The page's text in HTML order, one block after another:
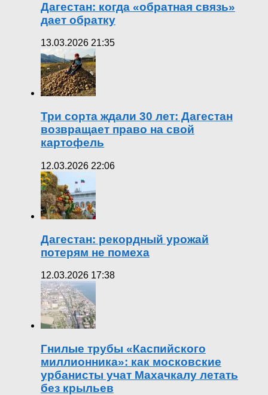
Дагестан: когда «обратная связь»
дает обратку
13.03.2026 21:35
Три сорта ждали 30 лет: Дагестан
возвращает право на свой
картофель
12.03.2026 22:06
Дагестан: рекордный урожай
потерям не помеха
12.03.2026 17:38
Гнилые трубы «Каспийского
миллионника»: как московские
урбанисты учат Махачкалу летать
без крыльев